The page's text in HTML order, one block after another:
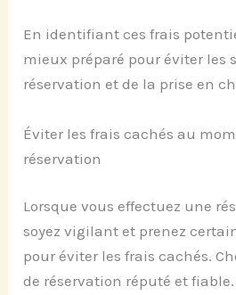
En identifiant ces frais
mieux préparé pour éviter les
réservation et de la prise en
Éviter les frais cachés au
réservation
Lorsque vous effectuez une
soyez vigilant et prenez
pour éviter les frais cachés.
de réservation réputé et fiable.